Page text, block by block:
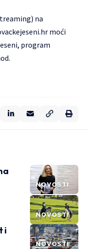
na
moći
program
NOVOSTI
NOVOSTI
NOVOSTI
i